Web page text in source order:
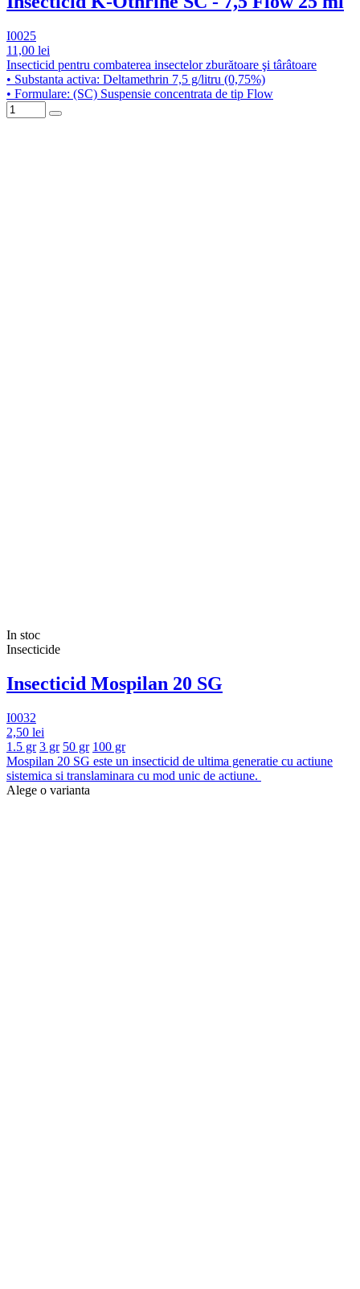
I0025
11,00 lei
Insecticid pentru combaterea insectelor zburătoare şi târâtoare
• Substanta activa: Deltamethrin 7,5 g/litru (0,75%)
• Formulare: (SC) Suspensie concentrata de tip Flow
In stoc
Insecticide
Insecticid Mospilan 20 SG
I0032
2,50 lei
1.5 gr 3 gr 50 gr 100 gr
Mospilan 20 SG este un insecticid de ultima generatie cu actiune
sistemica si translaminara cu mod unic de actiune.
Alege o varianta